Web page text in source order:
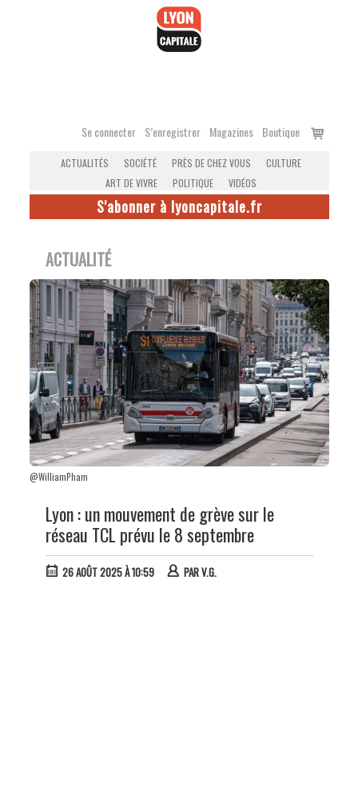
Se connecter S’enregistrer Magazines Boutique
Voir
ACTUALITÉS SOCIÉTÉ PRÈS DE CHEZ VOUS
CULTURE
ART DE VIVRE
POLITIQUE VIDÉOS
S'abonner à lyoncapitale.fr
ACTUALITÉ
@WilliamPham
Lyon : un mouvement de grève sur le
réseau TCL prévu le 8 septembre
26 AOÛT 2025 À 10:59 PARV.G.